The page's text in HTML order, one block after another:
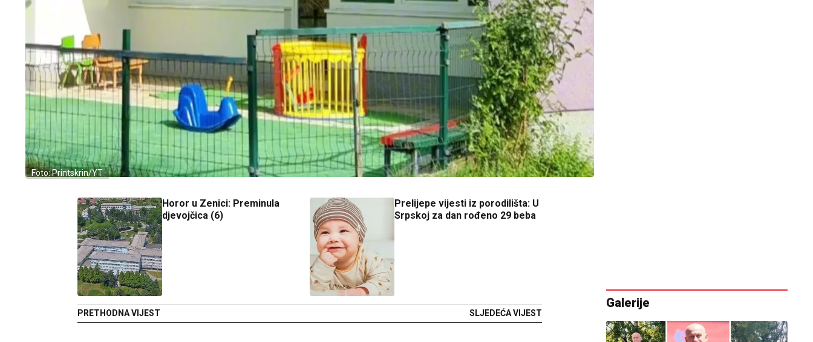
Foto: Printskrin/YT
Horor u Zenici: Preminula
djevojčica (6)
PRETHODNA VIJEST
Prelijepe vijesti iz porodilišta: U
Srpskoj za dan rođeno 29 beba
SLJEDEĆA VIJEST
Galerije